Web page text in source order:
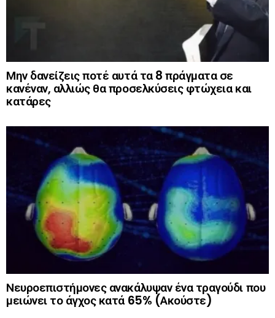
Μην δανείζεις ποτέ αυτά τα 8 πράγματα σε
κανέναν, αλλιώς θα προσελκύσεις φτώχεια και
κατάρες
Νευροεπιστήμονες ανακάλυψαν ένα τραγούδι που
μειώνει το άγχος κατά 65% (Ακούστε)